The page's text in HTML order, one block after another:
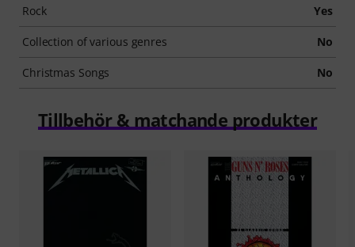
Rock Yes
Collection of various genres No
Christmas Songs No
Tillbehör & matchande produkter